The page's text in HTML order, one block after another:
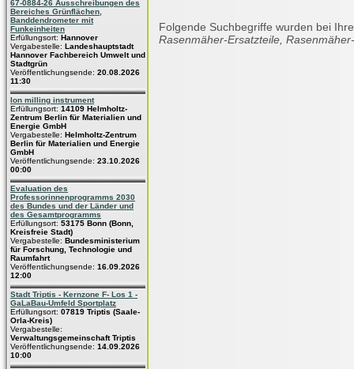
67-0884-26 Ausschreibungen des
Bereiches Grünflächen,
Banddendrometer mit
Funkeinheiten
Erfüllungsort: Hannover
Vergabestelle: Landeshauptstadt
Hannover Fachbereich Umwelt und
Stadtgrün
Veröffentlichungsende: 20.08.2026
11:30
Ion milling instrument
Erfüllungsort: 14109 Helmholtz-
Zentrum Berlin für Materialien und
Energie GmbH
Vergabestelle: Helmholtz-Zentrum
Berlin für Materialien und Energie
GmbH
Veröffentlichungsende: 23.10.2026
00:00
Evaluation des
Professorinnenprogramms 2030
des Bundes und der Länder und
des Gesamtprogramms
Erfüllungsort: 53175 Bonn (Bonn,
Kreisfreie Stadt)
Vergabestelle: Bundesministerium
für Forschung, Technologie und
Raumfahrt
Veröffentlichungsende: 16.09.2026
12:00
Stadt Triptis - Kernzone F- Los 1 -
GaLaBau-Umfeld Sportplatz
Erfüllungsort: 07819 Triptis (Saale-
Orla-Kreis)
Vergabestelle:
Verwaltungsgemeinschaft Triptis
Veröffentlichungsende: 14.09.2026
10:00
Folgende Suchbegriffe wurden bei
Rasenmäher-Ersatzteile,